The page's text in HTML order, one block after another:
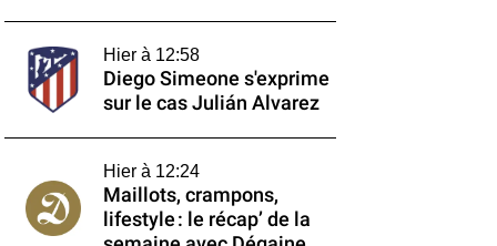
Hier à 12:58
Diego Simeone s'exprime
sur le cas Julián Alvarez
Hier à 12:24
Maillots, crampons,
lifestyle : le récap’ de la